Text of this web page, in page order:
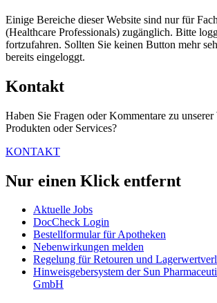
Einige Bereiche dieser Website sind nur für
(Healthcare Professionals) zugänglich. Bitte
fortzufahren. Sollten Sie keinen Button mehr
bereits eingeloggt.
Kontakt
Haben Sie Fragen oder Kommentare zu unserer
Produkten oder Services?
KONTAKT
Nur einen Klick entfernt
Aktuelle Jobs
DocCheck Login
Bestellformular für Apotheken
Nebenwirkungen melden
Regelung für Retouren und
Hinweisgebersystem der Sun
GmbH